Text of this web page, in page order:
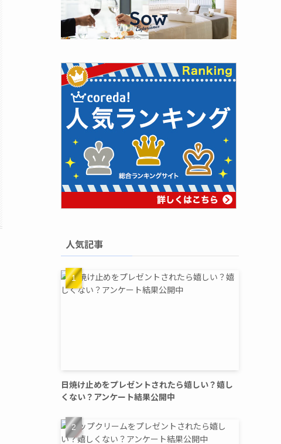
人気記事
日焼け止めをプレゼントされたら嬉しい？嬉し
くない？アンケート結果公開中